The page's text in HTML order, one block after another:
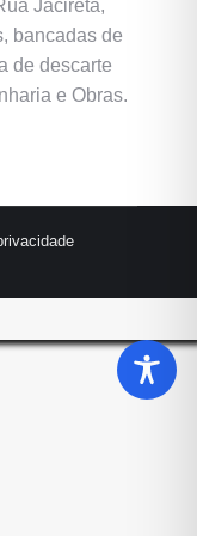
Jaciretã,
bancadas de
de descarte
e Obras.